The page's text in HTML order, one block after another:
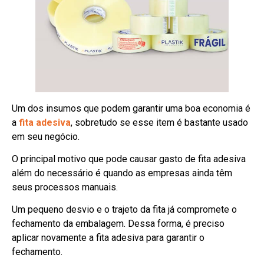
Um dos insumos que podem garantir uma boa economia é
a fita adesiva, sobretudo se esse item é bastante usado
em seu negócio.
O principal motivo que pode causar gasto de fita adesiva
além do necessário é quando as empresas ainda têm
seus processos manuais.
Um pequeno desvio e o trajeto da fita já compromete o
fechamento da embalagem. Dessa forma, é preciso
aplicar novamente a fita adesiva para garantir o
fechamento.